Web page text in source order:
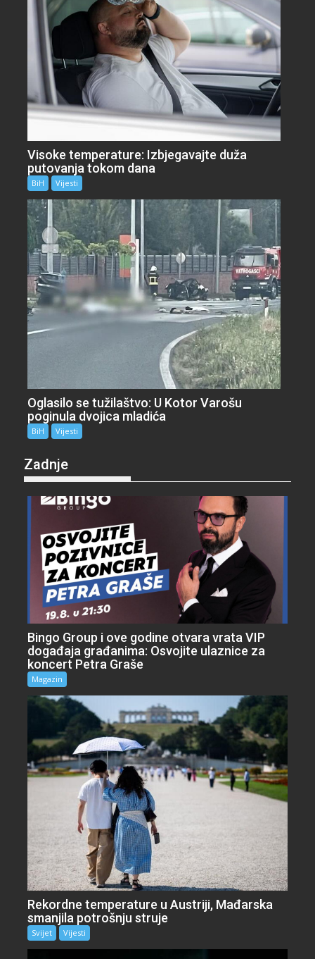
Visoke temperature: Izbjegavajte duža
putovanja tokom dana
BiH Vijesti
Oglasilo se tužilaštvo: U Kotor Varošu
poginula dvojica mladića
BiH Vijesti
Zadnje
Bingo Group i ove godine otvara vrata VIP
događaja građanima: Osvojite ulaznice za
koncert Petra Graše
Magazin
Rekordne temperature u Austriji, Mađarska
smanjila potrošnju struje
Svijet Vijesti